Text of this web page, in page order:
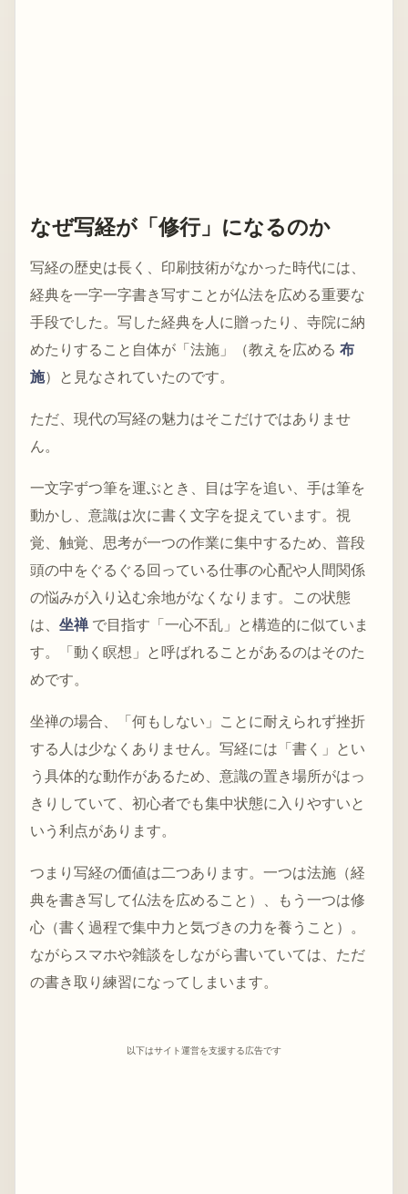
なぜ写経が「修行」になるのか
写経の歴史は長く、印刷技術がなかった時代には、
経典を一字一字書き写すことが仏法を広める重要な
手段でした。写した経典を人に贈ったり、寺院に納
めたりすること自体が「法施」（教えを広める 布
施）と見なされていたのです。
ただ、現代の写経の魅力はそこだけではありませ
ん。
一文字ずつ筆を運ぶとき、目は字を追い、手は筆を
動かし、意識は次に書く文字を捉えています。視
覚、触覚、思考が一つの作業に集中するため、普段
頭の中をぐるぐる回っている仕事の心配や人間関係
の悩みが入り込む余地がなくなります。この状態
は、 坐禅で目指す「一心不乱」と構造的に似ていま
す。「動く瞑想」と呼ばれることがあるのはそのた
めです。
坐禅の場合、「何もしない」ことに耐えられず挫折
する人は少なくありません。写経には「書く」とい
う具体的な動作があるため、意識の置き場所がはっ
きりしていて、初心者でも集中状態に入りやすいと
いう利点があります。
つまり写経の価値は二つあります。一つは法施（経
典を書き写して仏法を広めること）、もう一つは修
心（書く過程で集中力と気づきの力を養うこと）。
ながらスマホや雑談をしながら書いていては、ただ
の書き取り練習になってしまいます。
以下はサイト運営を支援する広告です